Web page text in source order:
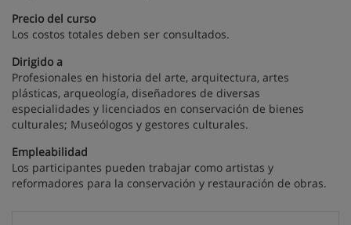
Precio del curso
Los costos totales deben ser consultados.
Dirigido a
Profesionales en historia del arte, arquitectura, artes
plásticas, arqueología, diseñadores de diversas
especialidades y licenciados en conservación de bienes
culturales; Museólogos y gestores culturales.
Empleabilidad
Los participantes pueden trabajar como artistas y
reformadores para la conservación y restauración de obras.